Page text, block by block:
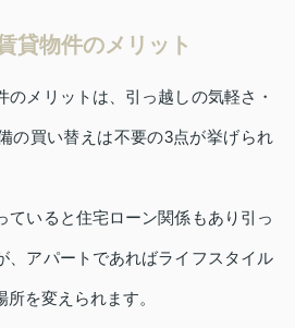
貸物件のメリット
のメリットは、引っ越しの気軽さ・
の買い替えは不要の3点が挙げられ
ていると住宅ローン関係もあり引っ
、アパートであればライフスタイル
を変えられます。